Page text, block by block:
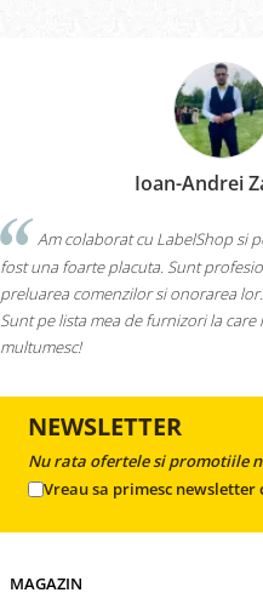
Ioan-Andrei
Am colaborat cu LabelShop si
fost una foarte placuta. Sunt
preluarea comenzilor si onorarea
Sunt pe lista mea de furnizori la
multumesc!
NEWSLETTER
Nu rata ofertele si promotiile
Vreau sa primesc
MAGAZIN